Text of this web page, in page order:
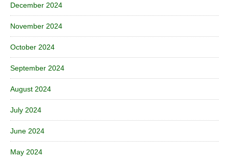
December 2024
November 2024
October 2024
September 2024
August 2024
July 2024
June 2024
May 2024